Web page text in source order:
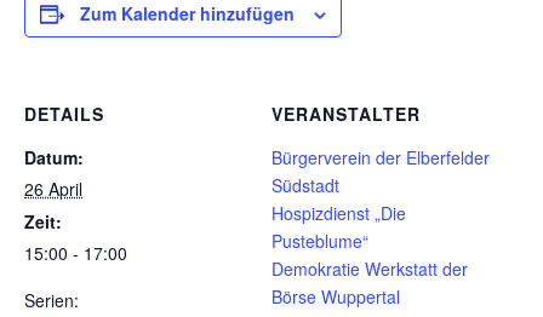
Zum Kalender hinzufügen
DETAILS
Datum:
26 April
Zeit:
15:00 - 17:00
Serien:
VERANSTALTER
Bürgerverein der Elberfelder
Südstadt
Hospizdienst „Die
Pusteblume“
Demokratie Werkstatt der
Börse Wuppertal